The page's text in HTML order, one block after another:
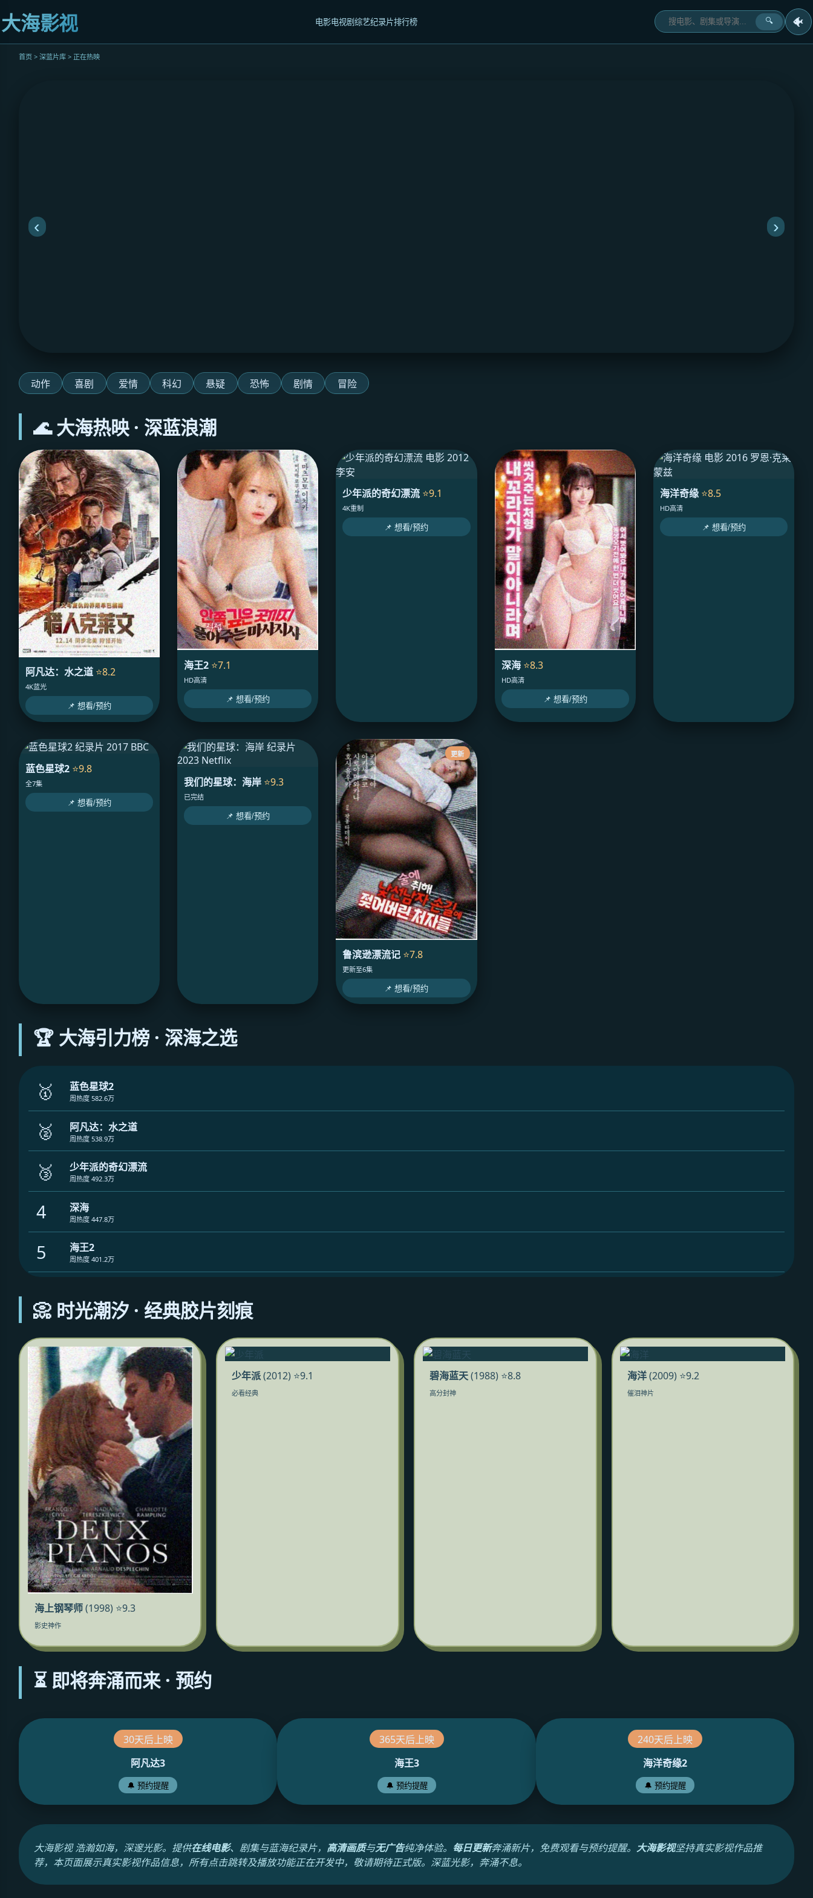
大海影视 电影电视剧 综艺纪录片排行榜 🔍 🐠
首页 > 深蓝片库 > 正在热映
立
即
观
看
‹ ›
动作 喜剧 爱情 科幻 悬疑 恐怖 剧情 冒险
🌊 大海热映 · 深蓝浪潮
阿凡达：水之道 ⭐8.2
4K蓝光
📌 想看/预约
海王2 ⭐7.1
HD高清
📌 想看/预约
少年派的奇幻漂流 ⭐9.1
4K重制
📌 想看/预约
深海 ⭐8.3
HD高清
📌 想看/预约
海洋奇缘 ⭐8.5
HD高清
📌 想看/预约
蓝色星球2 ⭐9.8
全7集
📌 想看/预约
我们的星球：海岸 ⭐9.3
已完结
📌 想看/预约
更新
鲁滨逊漂流记 ⭐7.8
更新至6集
📌 想看/预约
🏆 大海引力榜 · 深海之选
🥇 蓝色星球2
周热度 582.6万
🥈 阿凡达：水之道
周热度 538.9万
🥉 少年派的奇幻漂流
周热度 492.3万
4 深海
周热度 447.8万
5 海王2
周热度 401.2万
📀 时光潮汐 · 经典胶片刻痕
海上钢琴师(1998) ⭐9.3
影史神作
少年派(2012) ⭐9.1
必看经典
碧海蓝天(1988) ⭐8.8
高分封神
海洋(2009) ⭐9.2
催泪神片
⏳ 即将奔涌而来 · 预约
30天后上映
阿凡达3
🔔 预约提醒
365天后上映
海王3
🔔 预约提醒
240天后上映
海洋奇缘2
🔔 预约提醒
大海影视 浩瀚如海，深邃光影。提供在线电影、剧集与蓝海纪录片， 高清画质与无广告纯净体验。 每日更新奔涌新片，免费观看与预约提醒。大海影视坚持真实影视作品推
荐，本页面展示真实影视作品信息，所有点击跳转及播放功能正在开发中，敬请期待正式版。深蓝光影，奔涌不息。